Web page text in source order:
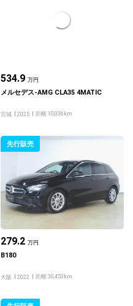
534.9 万円
メルセデス-AMG CLA35 4MATIC
宮城 2025 距離 10,036km
先行販売
279.2 万円
B180
大阪 2022 距離 30,453km